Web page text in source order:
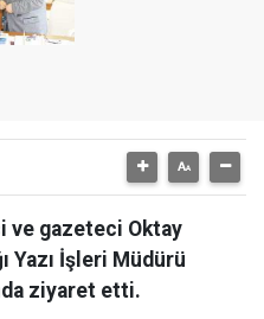
ve gazeteci Oktay
Yazı İşleri Müdürü
ziyaret etti.